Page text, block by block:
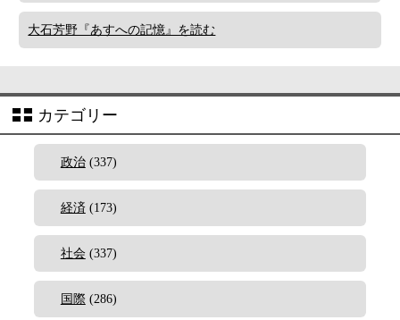
大石芳野『あすへの記憶』を読む
カテゴリー
政治(337)
経済(173)
社会(337)
国際 (286)